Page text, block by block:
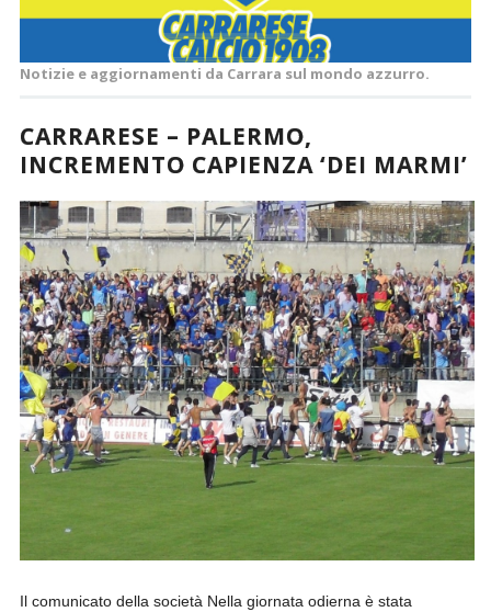
Notizie e aggiornamenti da Carrara sul mondo azzurro.
CARRARESE – PALERMO,
INCREMENTO CAPIENZA ‘DEI MARMI’
Il comunicato della società Nella giornata odierna è stata